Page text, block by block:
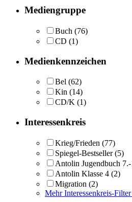
Mediengruppe
Buch (76)
CD (1)
Medienkennzeichen
Bel (62)
Kin (14)
CD/K (1)
Interessenkreis
Krieg/Frieden (77)
Spiegel-Bestseller (5)
Antolin Jugendbuch
Antolin Klasse 4 (2)
Migration (2)
Mehr Interessenkreis-Filter